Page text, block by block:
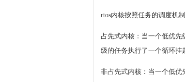
rtos内核按照任务的调度机
占先式内核：当一个低优先
级的任务执行了一个循环挂
非占先式内核：当一个低优